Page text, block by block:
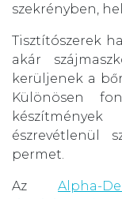
szekrényben,
Tisztítószerek
akár
kerüljenek a
Különösen
észrevétlenül
permet.
Az Alpha-